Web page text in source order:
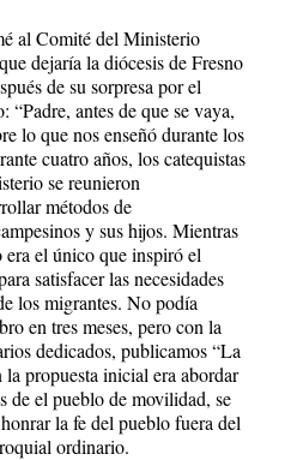
al Comité del Ministerio
dejaría la diócesis de Fresno
de su sorpresa por el
antes de que se vaya,
lo que nos enseñó durante los
cuatro años, los catequistas
se reunieron
métodos de
y sus hijos. Mientras
el único que inspiró el
satisfacer las necesidades
los migrantes. No podía
en tres meses, pero con la
dedicados, publicamos “La
propuesta inicial era abordar
de el pueblo de movilidad, se
la fe del pueblo fuera del
ordinario.